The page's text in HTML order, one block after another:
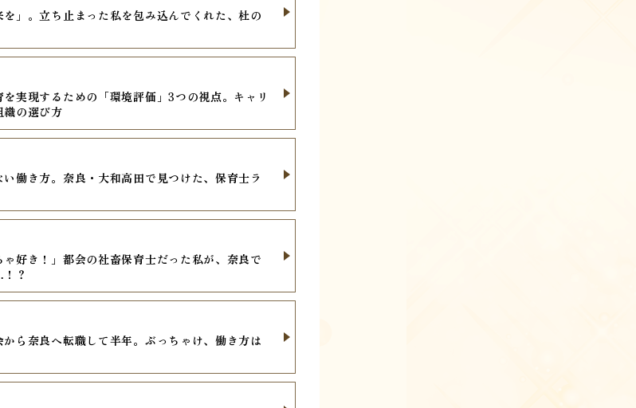
を」。立ち止まった私を包み込んでくれた、杜の
を実現するための「環境評価」3つの視点。キャリ
織の選び方
働き方。奈良・大和高田で見つけた、保育士ラ
ゃ好き！」都会の社畜保育士だった私が、奈良で
？
から奈良へ転職して半年。ぶっちゃけ、働き方は